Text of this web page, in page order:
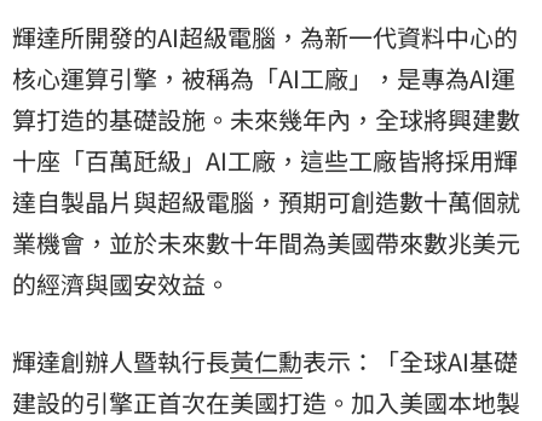
輝達所開發的AI超級電腦，為新一代資料中心的
核心運算引擎，被稱為「AI工廠」，是專為AI運
算打造的基礎設施。未來幾年內，全球將興建數
十座「百萬瓩級」AI工廠，這些工廠皆將採用輝
達自製晶片與超級電腦，預期可創造數十萬個就
業機會，並於未來數十年間為美國帶來數兆美元
的經濟與國安效益。
輝達創辦人暨執行長黃仁勳表示：「全球AI基礎
建設的引擎正首次在美國打造。加入美國本地製